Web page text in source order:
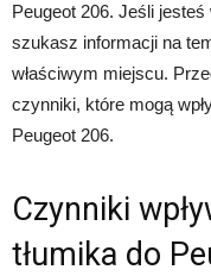
Peugeot 206. Jeśli
szukasz informacji na
właściwym miejscu.
czynniki, które mogą
Peugeot 206.
Czynniki
tłumika do